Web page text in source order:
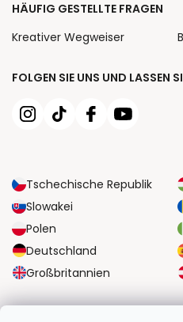
FOLGEN SIE UNS UND LASSEN
Tschechische Republik
Slowakei
Polen
Deutschland
Großbritannien
HÄUFIG GESTELLTE FRAGEN
Kreativer Wegweiser